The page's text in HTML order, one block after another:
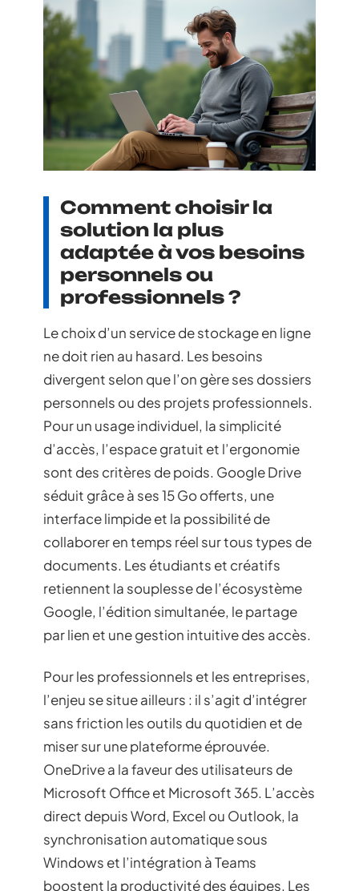
Comment choisir la
solution la plus
adaptée à vos besoins
personnels ou
professionnels ?
Le choix d’un service de stockage en ligne
ne doit rien au hasard. Les besoins
divergent selon que l’on gère ses dossiers
personnels ou des projets professionnels.
Pour un usage individuel, la simplicité
d’accès, l’espace gratuit et l’ergonomie
sont des critères de poids. Google Drive
séduit grâce à ses 15 Go offerts, une
interface limpide et la possibilité de
collaborer en temps réel sur tous types de
documents. Les étudiants et créatifs
retiennent la souplesse de l’écosystème
Google, l’édition simultanée, le partage
par lien et une gestion intuitive des accès.
Pour les professionnels et les entreprises,
l’enjeu se situe ailleurs : il s’agit d’intégrer
sans friction les outils du quotidien et de
miser sur une plateforme éprouvée.
OneDrive a la faveur des utilisateurs de
Microsoft Office et Microsoft 365. L’accès
direct depuis Word, Excel ou Outlook, la
synchronisation automatique sous
Windows et l’intégration à Teams
boostent la productivité des équipes. Les